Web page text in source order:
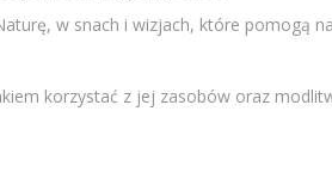
w snach i wizjach, które pomogą
korzystać z jej zasobów oraz